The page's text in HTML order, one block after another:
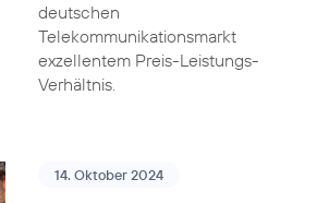
deutschen
Telekommunikationsmarkt
exzellentem Preis-Leistungs-
Verhältnis.
14. Oktober 2024